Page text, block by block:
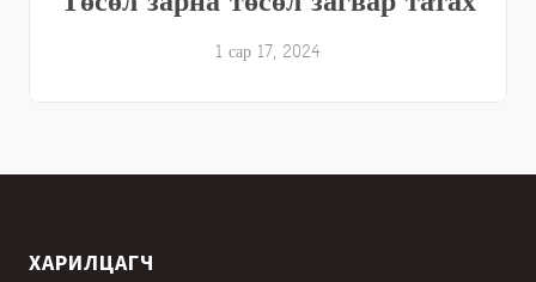
1 сар 17, 2024
ХАРИЛЦАГЧ